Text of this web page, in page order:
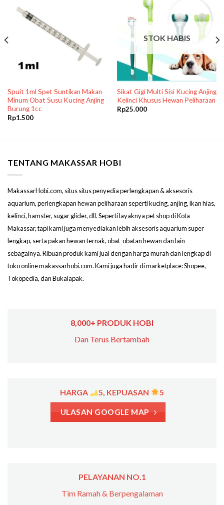
Spuit 1ml Spet Suntikan Makan
Minum Obat Susu Kucing Anjing
Burung 1cc
Rp1.500
STOK HABIS
Sikat Gigi Multi Sisi Kucing Anjing
Kelinci Khusus Hewan Peliharaan
Rp25.000
TENTANG MAKASSAR HOBI
MakassarHobi.com, situs situs penyedia perlengkapan & aksesoris
aquarium, perlengkapan hewan peliharaan seperti kucing, anjing, ikan hias,
kelinci, hamster, sugar glider, dll. Seperti layaknya pet shop di Kota
Makassar, tapi kami juga menyediakan lebih aksesoris aquarium super
lengkap, serta pakan hewan ternak, obat-obatan hewan dan lain
sebagainya. Ribuan produk kami jual dengan harga murah dan lengkap di
toko online makassarhobi.com. Kami juga hadir di marketplace: Shopee,
Tokopedia, dan Bukalapak.
8,000+ PRODUK HOBI
Dan Terus Bertambah
HARGA 5, KEPUASAN 5
ULASAN GOOGLE MAP
PELAYANAN NO.1
Tim Ramah & Berpengalaman